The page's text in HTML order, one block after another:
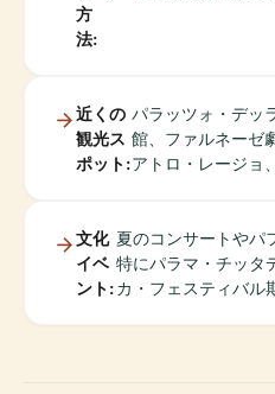
方
法:
近くの
観光ス
ポット:
パラッツォ・デッ
館、ファルネーゼ
アトロ・レージョ
文化
イベ
ント:
夏のコンサートやパ
特にパラマ・チッタ
カ・フェスティバル